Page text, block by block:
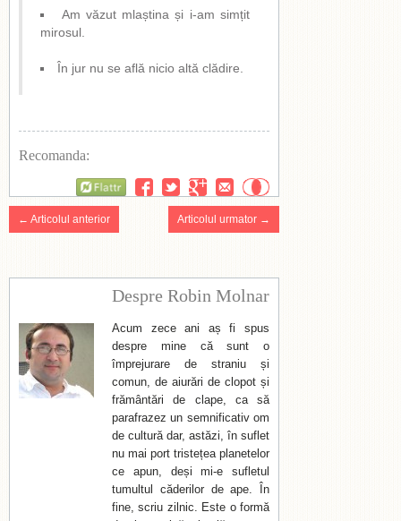
Am văzut mlaștina și i-am simțit
mirosul.
În jur nu se află nicio altă clădire.
Recomanda:
← Articolul anterior Articolul urmator →
Despre Robin Molnar
Acum zece ani aș fi spus
despre mine că sunt o
împrejurare de straniu și
comun, de aiurări de clopot și
frământări de clape, ca să
parafrazez un semnificativ om
de cultură dar, astăzi, în suflet
nu mai port tristețea planetelor
ce apun, deși mi-e sufletul
tumultul căderilor de ape. În
fine, scriu zilnic. Este o formă